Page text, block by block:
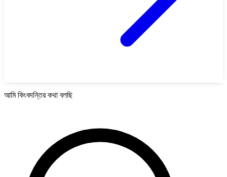
আমি কিংবদন্তির কথা বলছি